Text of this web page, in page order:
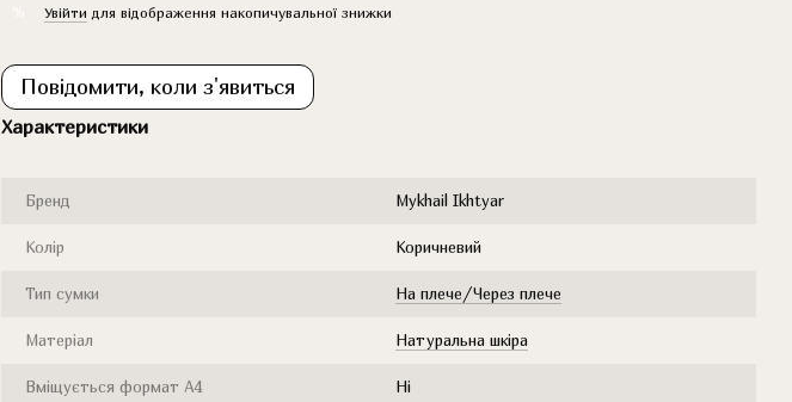
Увійти для відображення накопичувальної знижки
Повідомити, коли з'явиться
Характеристики
Бренд Mykhail Ikhtyar
Колір Коричневий
Тип сумки На плече/Через плече
Матеріал Натуральна шкіра
Вміщується формат А4 Ні